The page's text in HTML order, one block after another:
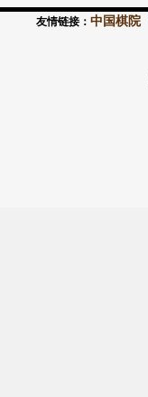
友情链接： 中国棋院